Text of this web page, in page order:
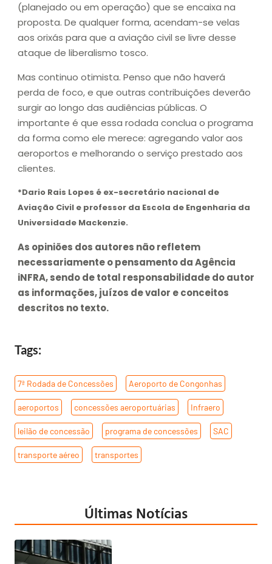
(planejado ou em operação) que se encaixa na
proposta. De qualquer forma, acendam-se velas
aos orixás para que a aviação civil se livre desse
ataque de liberalismo tosco.
Mas continuo otimista. Penso que não haverá
perda de foco, e que outras contribuições deverão
surgir ao longo das audiências públicas. O
importante é que essa rodada conclua o programa
da forma como ele merece: agregando valor aos
aeroportos e melhorando o serviço prestado aos
clientes.
*Dario Rais Lopes é ex-secretário nacional de
Aviação Civil e professor da Escola de Engenharia da
Universidade Mackenzie.
As opiniões dos autores não refletem
necessariamente o pensamento da Agência
iNFRA, sendo de total responsabilidade do autor
as informações, juízos de valor e conceitos
descritos no texto.
Tags:
7ª Rodada de Concessões Aeroporto de Congonhas
aeroportos concessões aeroportuárias Infraero
leilão de concessão programa de concessões SAC
transporte aéreo transportes
Últimas Notícias